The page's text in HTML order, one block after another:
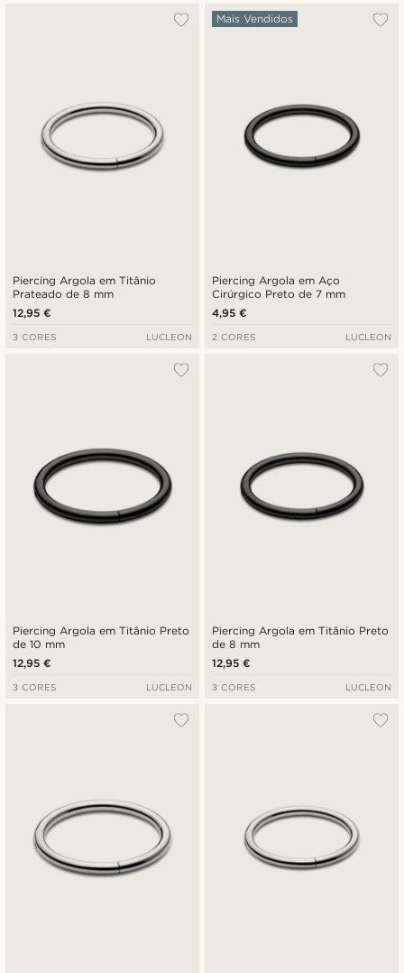
Piercing Argola em Titânio
Prateado de 8 mm
12,95 €
3 CORES LUCLEON
Piercing Argola em Aço
Cirúrgico Preto de 7 mm
Mais Vendidos
4,95 €
2 CORES LUCLEON
Piercing Argola em Titânio Preto
de 10 mm
12,95 €
3 CORES LUCLEON
Piercing Argola em Titânio Preto
de 8 mm
12,95 €
3 CORES LUCLEON